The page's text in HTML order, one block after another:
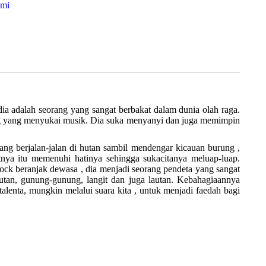
seorang yang sangat berbakat dalam dunia olah raga.
menyukai musik. Dia suka menyanyi dan juga memimpin
berjalan-jalan di hutan sambil mendengar kicauan burung ,
itu memenuhi hatinya sehingga sukacitanya meluap-luap.
beranjak dewasa , dia menjadi seorang pendeta yang sangat
gunung-gunung, langit dan juga lautan. Kebahagiaannya
mungkin melalui suara kita , untuk menjadi faedah bagi